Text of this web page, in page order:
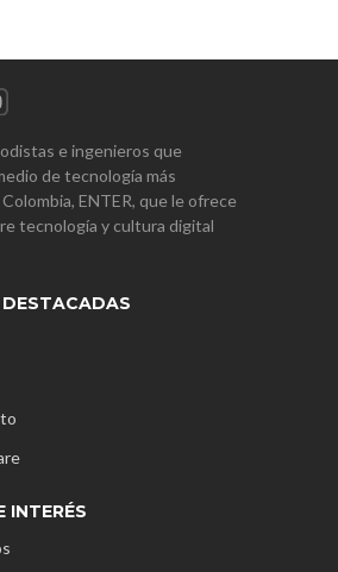
e ingenieros que
de tecnología más
ENTER, que le ofrece
tecnología y cultura digital
DESTACADAS
INTERÉS